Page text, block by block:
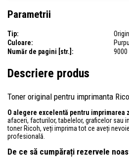
Parametrii
Tip:
Culoare:
Număr de pagini [str.]:
9000
Descriere produs
Toner original pentru imprimanta
O alegere excelentă pentru imprimarea
afaceri, facturilor, tabelelor, graficelor sau
toner Ricoh, veți imprima tot ce aveți
profesională.
De ce să cumpărați rezervele